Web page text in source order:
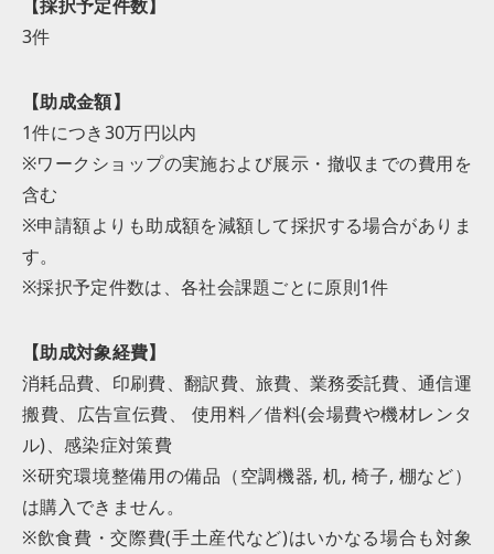
【採択予定件数】
3件
【助成金額】
1件につき30万円以内
※ワークショップの実施および展示・撤収までの費用を
含む
※申請額よりも助成額を減額して採択する場合がありま
す。
※採択予定件数は、各社会課題ごとに原則1件
【助成対象経費】
消耗品費、印刷費、翻訳費、旅費、業務委託費、通信運
搬費、広告宣伝費、 使用料／借料(会場費や機材レンタ
ル)、感染症対策費
※研究環境整備用の備品（空調機器, 机, 椅子, 棚など）
は購入できません。
※飲食費・交際費(手土産代など)はいかなる場合も対象